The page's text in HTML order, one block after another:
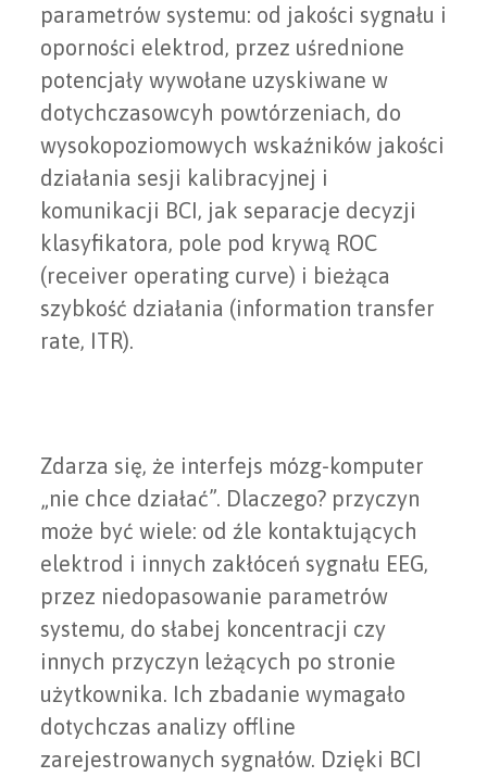
parametrów systemu: od jakości sygnału i
oporności elektrod, przez uśrednione
potencjały wywołane uzyskiwane w
dotychczasowcyh powtórzeniach, do
wysokopoziomowych wskaźników jakości
działania sesji kalibracyjnej i
komunikacji BCI, jak separacje decyzji
klasyfikatora, pole pod krywą ROC
(receiver operating curve) i bieżąca
szybkość działania (information transfer
rate, ITR).
Zdarza się, że interfejs mózg-komputer
„nie chce działać”. Dlaczego? przyczyn
może być wiele: od źle kontaktujących
elektrod i innych zakłóceń sygnału EEG,
przez niedopasowanie parametrów
systemu, do słabej koncentracji czy
innych przyczyn leżących po stronie
użytkownika. Ich zbadanie wymagało
dotychczas analizy offline
zarejestrowanych sygnałów. Dzięki BCI